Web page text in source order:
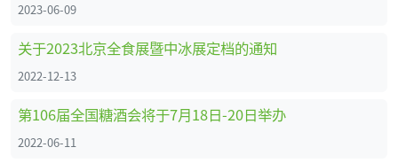
2023-06-09
关于2023北京全食展暨中冰展定档的通知
2022-12-13
第106届全国糖酒会将于7月18日-20日举办
2022-06-11